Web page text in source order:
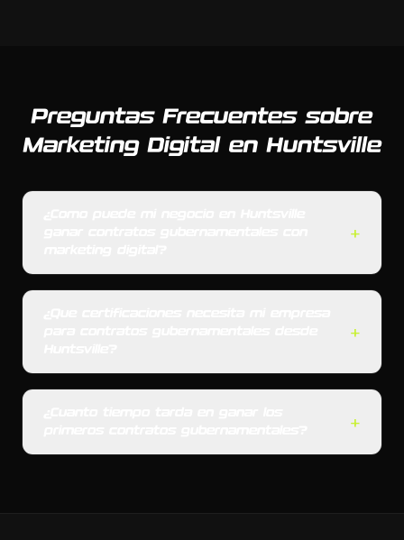
Preguntas Frecuentes sobre
Marketing Digital en Huntsville
+
+
+